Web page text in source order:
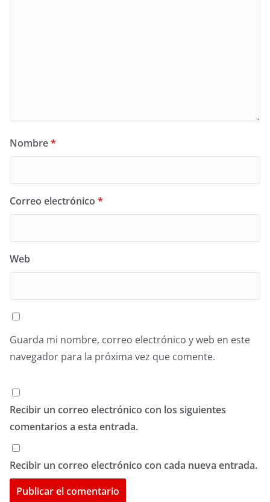
Nombre*
Correo electrónico *
Web
Guarda mi nombre, correo electrónico y web en este
navegador para la próxima vez que comente.
Recibir un correo electrónico con los siguientes
comentarios a esta entrada.
Recibir un correo electrónico con cada nueva entrada.